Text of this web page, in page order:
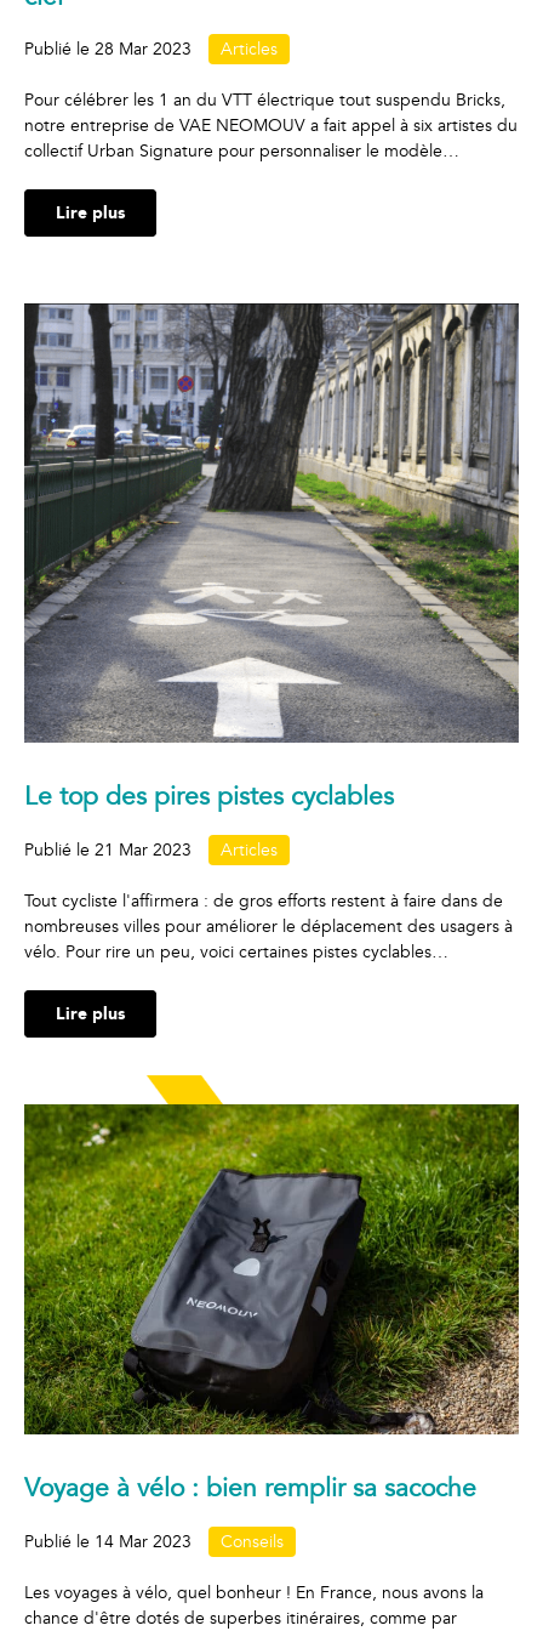
Publié le 28 Mar 2023 Articles
Pour célébrer les 1 an du VTT électrique tout suspendu Bricks,
notre entreprise de VAE NEOMOUV a fait appel à six artistes du
collectif Urban Signature pour personnaliser le modèle…
Lire plus
Le top des pires pistes cyclables
Publié le 21 Mar 2023 Articles
Tout cycliste l'affirmera : de gros efforts restent à faire dans de
nombreuses villes pour améliorer le déplacement des usagers à
vélo. Pour rire un peu, voici certaines pistes cyclables…
Lire plus
Voyage à vélo : bien remplir sa sacoche
Publié le 14 Mar 2023 Conseils
Les voyages à vélo, quel bonheur ! En France, nous avons la
chance d'être dotés de superbes itinéraires, comme par